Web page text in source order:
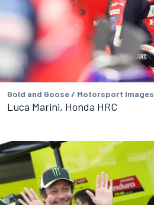
Gold and Goose / Motorsport Images
Luca Marini, Honda HRC